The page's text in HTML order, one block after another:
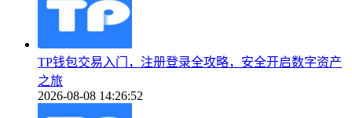
TP钱包交易入门，注册登录全攻略，安全开启数字资产
之旅
2026-08-08 14:26:52